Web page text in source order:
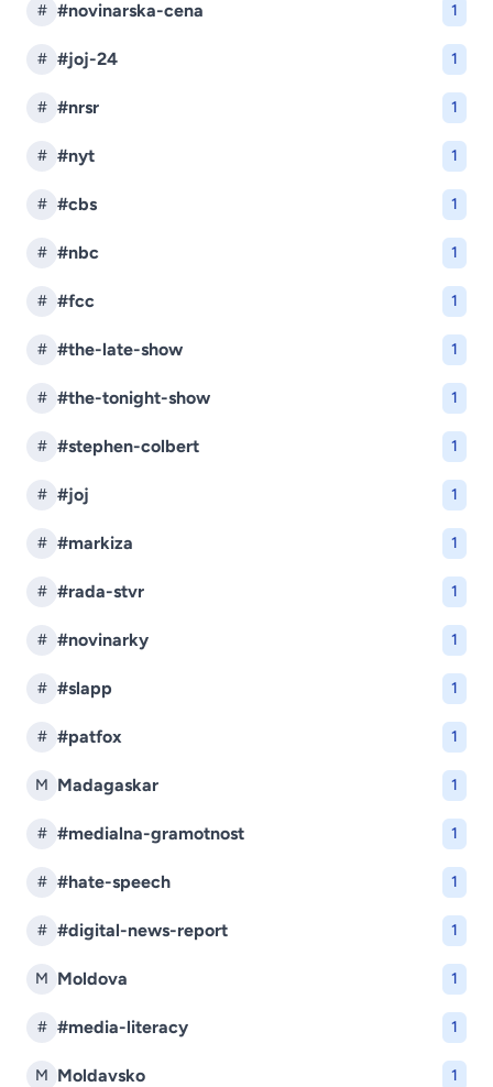
# #novinarska-cena 1
# #joj-24 1
# #nrsr 1
# #nyt 1
# #cbs 1
# #nbc 1
# #fcc 1
# #the-late-show 1
# #the-tonight-show 1
# #stephen-colbert 1
# #joj 1
# #markiza 1
# #rada-stvr 1
# #novinarky 1
# #slapp 1
# #patfox 1
M Madagaskar 1
# #medialna-gramotnost 1
# #hate-speech 1
# #digital-news-report 1
M Moldova 1
# #media-literacy 1
M Moldavsko 1